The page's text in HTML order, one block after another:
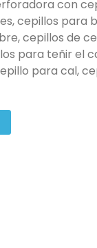
con
cepillos para
cepillos de
para teñir el
para cal,